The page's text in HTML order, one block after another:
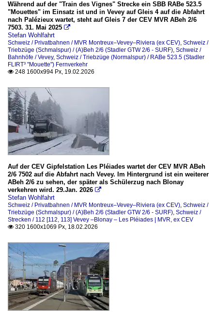
Während auf der "Train des Vignes" Strecke ein SBB RABe 523.5
"Mouettes" im Einsatz ist und in Vevey auf Gleis 4 auf die Abfahrt
nach Palézieux wartet, steht auf Gleis 7 der CEV MVR ABeh 2/6
7503. 31. Mai 2025 
Stefan Wohlfahrt
Schweiz / Privatbahnen / MVR Montreux–Vevey–Riviera (ex CEV), Schweiz /
Triebzüge (Schmalspur) / (A)Beh 2/6 (Stadler GTW 2/6 - SURF), Schweiz /
Bahnhöfe / Vevey, Schweiz / Triebzüge (Normalspur) / RABe 523.5 (Stadler
FLIRT³ "Mouette") Fernverkehr
 248 1600x994 Px, 19.02.2026
Auf der CEV Gipfelstation Les Pléiades wartet der CEV MVR ABeh
2/6 7502 auf die Abfahrt nach Vevey. Im Hintergrund ist ein weiterer
ABeh 2/6 zu sehen, der später als Schülerzug nach Blonay
verkehren wird. 29.Jan. 2026 
Stefan Wohlfahrt
Schweiz / Privatbahnen / MVR Montreux–Vevey–Riviera (ex CEV), Schweiz /
Triebzüge (Schmalspur) / (A)Beh 2/6 (Stadler GTW 2/6 - SURF), Schweiz /
Strecken / 112 [112, 113] Vevey –Blonay – Les Pléiades | MVR, ex CEV
 320 1600x1069 Px, 18.02.2026